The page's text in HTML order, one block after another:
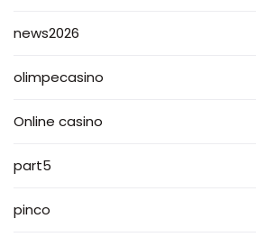
news2026
olimpecasino
Online casino
part5
pinco